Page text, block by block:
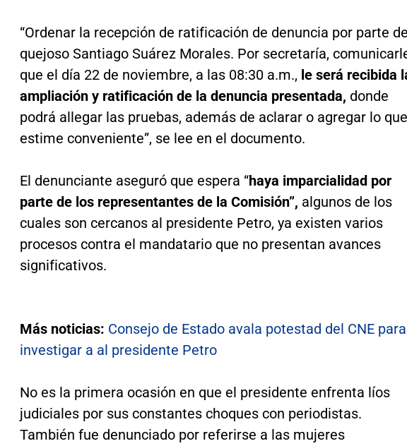
“Ordenar la recepción de ratificación de denuncia por parte
quejoso Santiago Suárez Morales. Por secretaría,
que el día 22 de noviembre, a las 08:30 a.m., le será recibida
ampliación y ratificación de la denuncia presentada, donde
podrá allegar las pruebas, además de aclarar o agregar lo que
estime conveniente”, se lee en el documento.
El denunciante aseguró que espera “haya imparcialidad por
parte de los representantes de la Comisión”, algunos de los
cuales son cercanos al presidente Petro, ya existen varios
procesos contra el mandatario que no presentan avances
significativos.
Más noticias: Consejo de Estado avala potestad del CNE para
investigar a al presidente Petro
No es la primera ocasión en que el presidente enfrenta líos
judiciales por sus constantes choques con periodistas.
También fue denunciado por referirse a las mujeres